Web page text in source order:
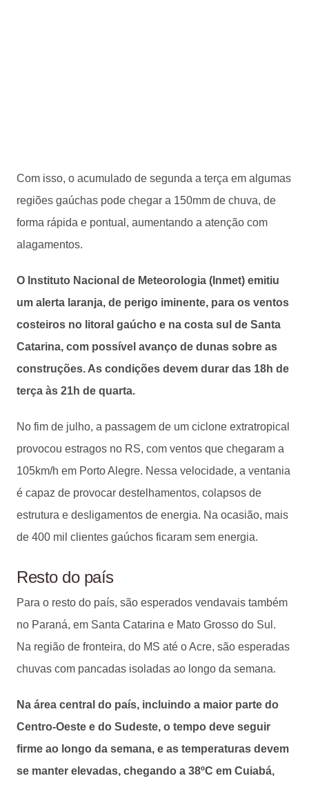
Com isso, o acumulado de segunda a terça em algumas
regiões gaúchas pode chegar a 150mm de chuva, de
forma rápida e pontual, aumentando a atenção com
alagamentos.
O Instituto Nacional de Meteorologia (Inmet) emitiu
um alerta laranja, de perigo iminente, para os ventos
costeiros no litoral gaúcho e na costa sul de Santa
Catarina, com possível avanço de dunas sobre as
construções. As condições devem durar das 18h de
terça às 21h de quarta.
No fim de julho, a passagem de um ciclone extratropical
provocou estragos no RS, com ventos que chegaram a
105km/h em Porto Alegre. Nessa velocidade, a ventania
é capaz de provocar destelhamentos, colapsos de
estrutura e desligamentos de energia. Na ocasião, mais
de 400 mil clientes gaúchos ficaram sem energia.
Resto do país
Para o resto do país, são esperados vendavais também
no Paraná, em Santa Catarina e Mato Grosso do Sul.
Na região de fronteira, do MS até o Acre, são esperadas
chuvas com pancadas isoladas ao longo da semana.
Na área central do país, incluindo a maior parte do
Centro-Oeste e do Sudeste, o tempo deve seguir
firme ao longo da semana, e as temperaturas devem
se manter elevadas, chegando a 38ºC em Cuiabá,